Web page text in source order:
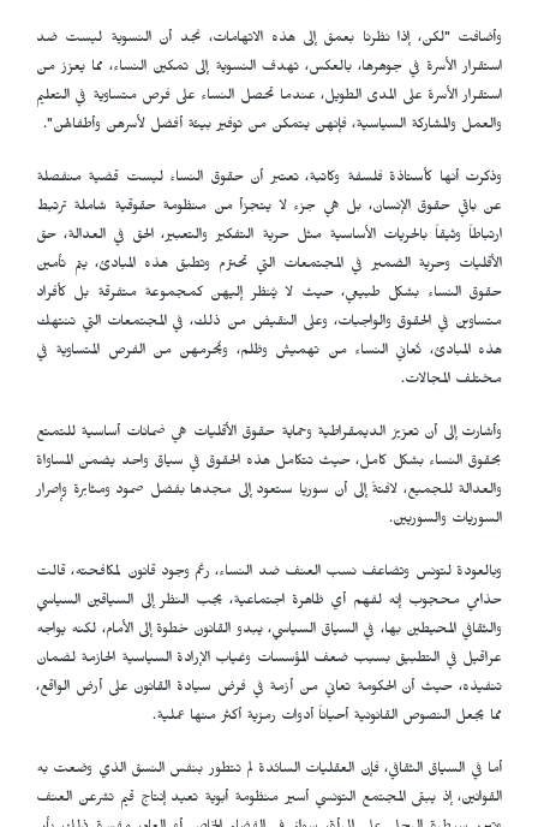
وأضافت "لكن، إذا نظرنا بعمق إلى هذه الاتهامات، نجد أن النسوية ليست ضد
استقرار الأسرة في جوهرها، بالعكس، تهدف النسوية إلى تمكين النساء، مما يعزز من
استقرار الأسرة على المدى الطويل، عندما تحصل النساء على فرص متساوية في التعليم
والعمل والمشاركة السياسية، فإنهن يتمكن من توفير بيئة أفضل لأسرهن وأطفالهن".
وذكرت أنها كأستاذة فلسفة وكاتبة، تعتبر أن حقوق النساء ليست قضية منفصلة
عن باقي حقوق الإنسان، بل هي جزء لا يتجزأ من منظومة حقوقية شاملة ترتبط
ارتباطاً وثيقاً بالحريات الأساسية مثل حرية التفكير والتعبير، الحق في العدالة، حق
الأقليات وحرية الضمير في المجتمعات التي تحترم وتطبق هذه المبادئ، يتم تأمين
حقوق النساء بشكل طبيعي، حيث لا يُنظر إليهن كمجموعة متفرقة بل كأفراد
متساوين في الحقوق والواجبات، وعلى النقيض من ذلك، في المجتمعات التي تنتهك
هذه المبادئ، تُعاني النساء من تهميش وظلم، ويُحرمهن من الفرص المتساوية في
مختلف المجالات.
وأشارت إلى أن تعزيز الديمقراطية وحماية حقوق الأقليات هي ضمانات أساسية للتمتع
بحقوق النساء بشكل كامل، حيث تتكامل هذه الحقوق في سياق واحد يضمن المساواة
والعدالة للجميع، لافتةً إلى أن سوريا ستعود إلى مجدها بفضل صمود ومثابرة وإصرار
السوريات والسوريين.
وبالعودة لتونس وتضاعف نسب العنف ضد النساء، رغم وجود قانون لمكافحته، قالت
حذامي محجوب إنه لفهم أي ظاهرة اجتماعية، يجب النظر إلى السياقين السياسي
والثقافي المحيطين بها، في السياق السياسي، يبدو القانون خطوة إلى الأمام، لكنه يواجه
عراقيل في التطبيق بسبب ضعف المؤسسات وغياب الإرادة السياسية الحازمة لضمان
تنفيذه، حيث أن الحكومة تعاني من أزمة في فرض سيادة القانون على أرض الواقع،
مما يجعل النصوص القانونية أحياناً أدوات رمزية أكثر منها عملية.
أما في السياق الثقافي، فإن العقليات السائدة لم تتطور بنفس النسق الذي وضعت به
القوانين، إذ يبقى المجتمع التونسي أسير منظومة أبوية تعيد إنتاج قيم تشرعن العنف